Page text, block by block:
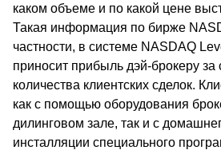
каком объеме и по какой цене
Такая информация по бирже
частности, в системе NASDAQ
приносит прибыль дэй-брокеру за
количества клиентских сделок.
как с помощью оборудования
дилинговом зале, так и с
инсталляции специального